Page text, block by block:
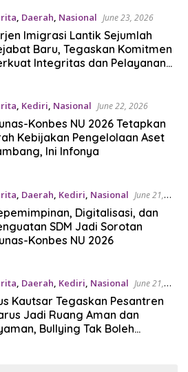
, Daerah, Nasional June 23, 2026
Imigrasi Lantik Sejumlah
Baru, Tegaskan Komitmen
Integritas dan Pelayanan
, Kediri, Nasional June 22, 2026
Konbes NU 2026 Tetapkan
Kebijakan Pengelolaan Aset
Ini Infonya
, Daerah, Kediri, Nasional June 21,
Digitalisasi, dan
SDM Jadi Sorotan
Konbes NU 2026
, Daerah, Kediri, Nasional June 21,
Kautsar Tegaskan Pesantren
Jadi Ruang Aman dan
Bullying Tak Boleh